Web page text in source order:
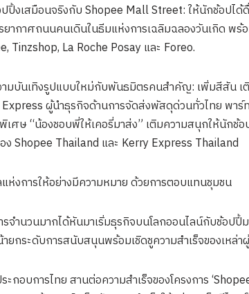
ปิ้งเสมือนจริงกับ Shopee Mall Street: ให้นักช้อปไ
ยากาศถนนคนเดินในธีมแห่งการเฉลิมฉลองวันเกิด
Tinzshop, La Roche Posay และ Foreo.
มบันเทิงรูปแบบใหม่กับพันธมิตรคนสำคัญ: เพิ่มสีสัน
ผู้นำธุรกิจด้านการจัดส่งพัสดุด่วนทั่วไทย พา
เศษ “น้องชอบพี่ให้เคอรี่มาส่ง” เติมความสนุกให้นัก
อง Shopee Thailand และ Kerry Express Thailand
ห่งการให้อย่างมีความหมาย ด้วยการตอบแทนชุมชน
จำนวนมากได้หันมาเริ่มธุรกิจบนโลกออนไลน์กับช้อป
ยกระดับการสนับสนุนพร้อมเชิดชูความสำเร็จของเหล่
กอบการไทย สานต่อความสำเร็จของโครงการ